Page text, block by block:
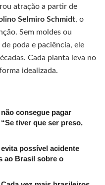
atração a partir de
Selmiro Schmidt, o
Sem moldes ou
poda e paciência, ele
Cada planta leva no
idealizada.
consegue pagar
tiver que ser preso,
possível acidente
ao Brasil sobre o